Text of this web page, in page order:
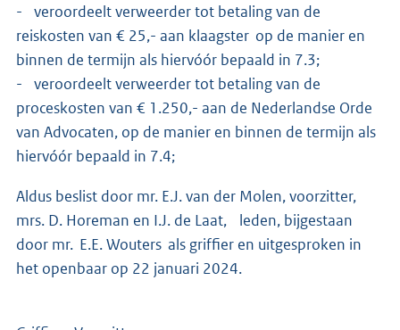
- veroordeelt verweerder tot betaling van de
reiskosten van € 25,- aan klaagster op de manier en
binnen de termijn als hiervóór bepaald in 7.3;
- veroordeelt verweerder tot betaling van de
proceskosten van € 1.250,- aan de Nederlandse Orde
van Advocaten, op de manier en binnen de termijn als
hiervóór bepaald in 7.4;
Aldus beslist door mr. E.J. van der Molen, voorzitter,
mrs. D. Horeman en I.J. de Laat, leden, bijgestaan
door mr. E.E. Wouters als griffier en uitgesproken in
het openbaar op 22 januari 2024.